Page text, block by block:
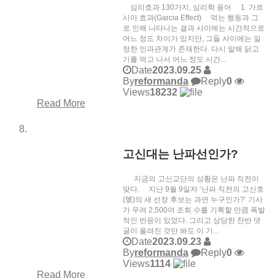
심리효과 130가지, 심리학 용어 1. 가르
시아 효과(Garcia Effect) 먹는 행동과 그
로 인해 나타나는 결과 사이에는 시간적으로
어느 정도 차이가 있지만, 그들 사이에는 일
정한 인과관계가 존재한다. 다시 말해 닭고
기를 먹고 나서 어느 정도 시간...
Date2023.09.25
Byreformanda Reply0
Views18232
Read More
고신대는 난파선인가?
지금의 고신교단의 상황은 난파 직전이
맞다. 지난 9월 9일자 ‘난파 직전의 고신호
(號)의 새 선장 후보는 과연 누구인가?’ 기사
가 무려 2,500여 조회 수를 기록할 만큼 폭발
적인 반응이 있었다. 그리고 상당한 찬반 댓
글이 올려진 것만 봐도 이 기...
Date2023.09.23
Byreformanda Reply0
Views1114
Read More